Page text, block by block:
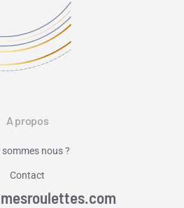
A propos
sommes nous ?
Contact